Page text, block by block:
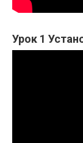
Урок 1